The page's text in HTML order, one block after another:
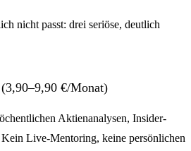
nicht passt: drei seriöse, deutlich
€/Monat)
Aktienanalysen, Insider-
Live-Mentoring, keine persönlichen